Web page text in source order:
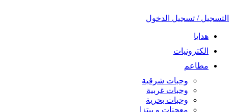
التسجيل / تسجيل الدخول
هدايا
الكترونيات
مطاعم
وجبات شرقية
وجبات غربية
وجبات بحرية
معجنات و بيتزا